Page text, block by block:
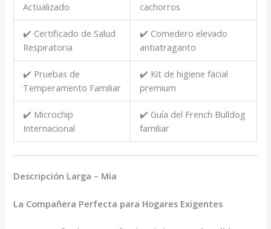
Actualizado
cachorros
✔️ Certificado de Salud
Respiratoria
✔️ Comedero elevado
antiatraganto
✔️ Pruebas de
Temperamento Familiar
✔️ Kit de higiene facial
premium
✔️ Microchip
Internacional
✔️ Guía del French Bulldog
familiar
Descripción Larga – Mia
La Compañera Perfecta para Hogares Exigentes